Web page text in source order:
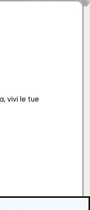
vivi le tue